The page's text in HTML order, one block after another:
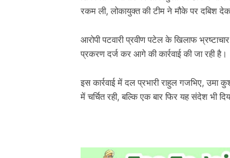
रकम ली, लोकायुक्त की टीम ने मौके पर दबिश
आरोपी पटवारी प्रवीण पटेल के खिलाफ
प्रकरण दर्ज कर आगे की कार्रवाई की जा रही है।
इस कार्रवाई में दल प्रभारी राहुल गजभिए, उमा
में चर्चित रही, बल्कि एक बार फिर यह संदेश भी